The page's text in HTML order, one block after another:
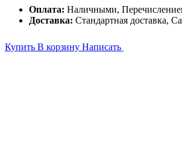
Оплата: Наличными,
Доставка: Стандартная доставка,
Купить В корзину Написать